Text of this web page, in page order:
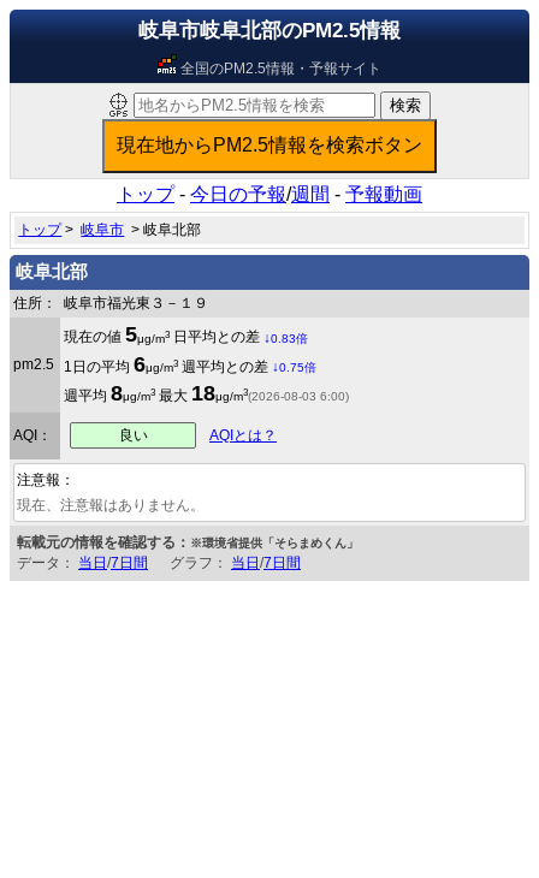
岐阜市岐阜北部のPM2.5情報
全国のPM2.5情報・予報サイト
トップ- 今日の予報/週間 - 予報動画
トップ>岐阜市 > 岐阜北部
岐阜北部
住所： 岐阜市福光東３－１９
pm2.5
現在の値 5μg/m3 日平均との差 ↓0.83倍
1日の平均 6μg/m3 週平均との差 ↓0.75倍
週平均 8μg/m3 最大 18μg/m3(2026-08-03 6:00)
AQI： 良い AQIとは？
注意報：
現在、注意報はありません。
転載元の情報を確認する： ※環境省提供「そらまめくん」
データ： 当日 /7日間 グラフ： 当日 /7日間